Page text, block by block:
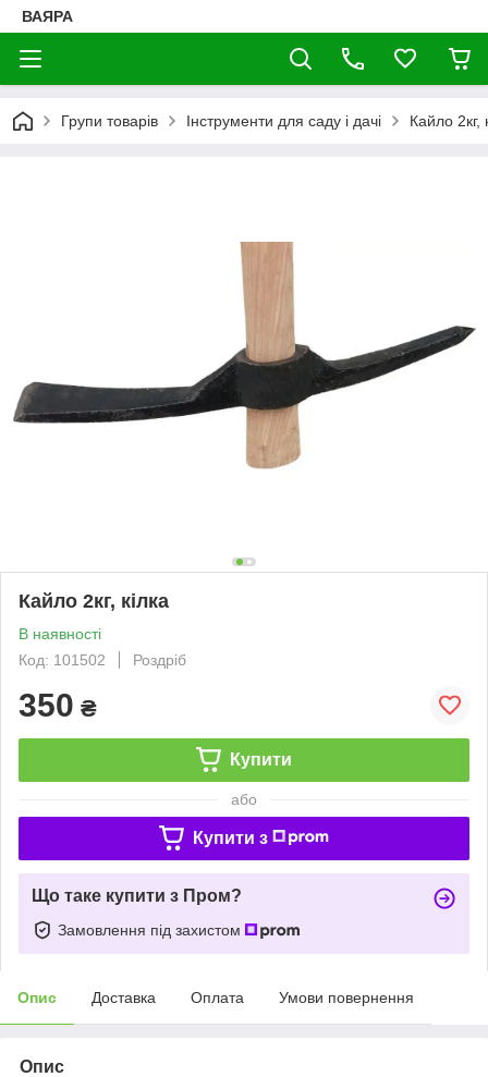
ВАЯРА
Групи товарів Інструменти для саду і дачі Кайло 2кг,
Кайло 2кг, кілка
В наявності
Код: 101502
Роздріб
350 ₴
Купити
або
Купити з
Що таке купити з Пром?
Замовлення під захистом
Опис Доставка Оплата Умови повернення
Опис